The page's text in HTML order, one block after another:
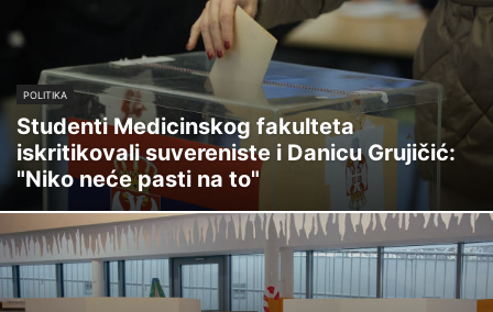
POLITIKA
Studenti Medicinskog fakulteta
iskritikovali suvereniste i Danicu Grujičić:
"Niko neće pasti na to"